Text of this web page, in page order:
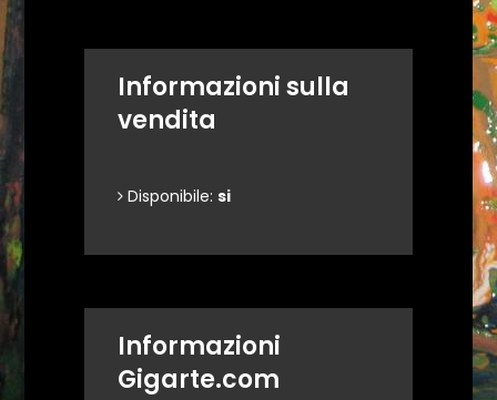
Informazioni sulla
vendita
Disponibile: si
Informazioni
Gigarte.com